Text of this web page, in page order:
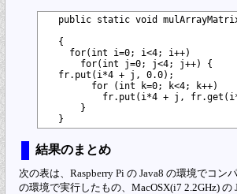
public static void
  {
    for(int i=0; i<4; i++)
      for(int j=0; j<4; j++) {
  fr.put(i*4 + j, 0.0);
        for (int k=0; k<4; k++)
fr.put(i*4 + j,
      }
結果のまとめ
次の表は、Raspberry Pi の Java8 の環境でコン
の環境で実行したもの、MacOSX(i7 2.2GHz)